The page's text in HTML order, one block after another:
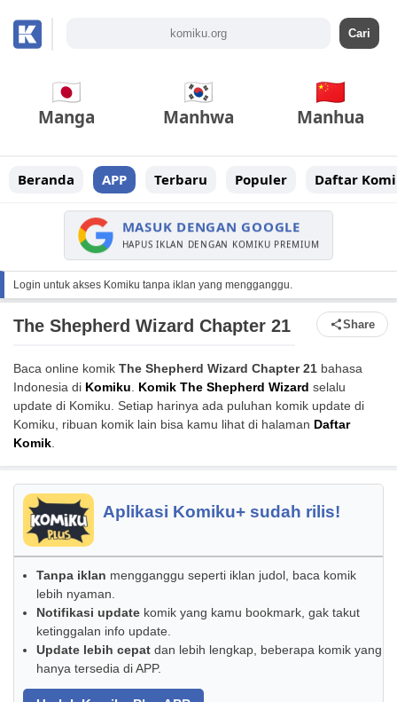
Manga Manhwa Manhua
Beranda APP Terbaru Populer Daftar
MASUK DENGAN GOOGLE
HAPUS IKLAN DENGAN KOMIKU PREMIUM
Login untuk akses Komiku tanpa iklan yang mengganggu.
The Shepherd Wizard Chapter 21 Share
Baca online komik The Shepherd Wizard Chapter 21 bahasa
Indonesia di Komiku. Komik The Shepherd Wizard selalu
update di Komiku. Setiap harinya ada puluhan komik update di
Komiku, ribuan komik lain bisa kamu lihat di halaman Daftar
Komik.
Aplikasi Komiku+ sudah rilis!
Tanpa iklan mengganggu seperti iklan judol, baca komik
lebih nyaman.
Notifikasi update komik yang kamu bookmark, gak takut
ketinggalan info update.
Update lebih cepat dan lebih lengkap, beberapa komik yang
hanya tersedia di APP.